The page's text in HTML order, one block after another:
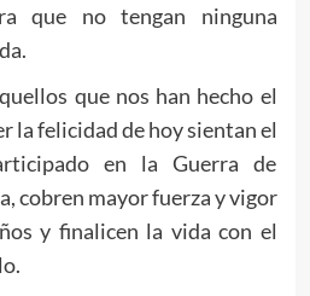
que no tengan ninguna
que nos han hecho el
la felicidad de hoy sientan el
en la Guerra de
cobren mayor fuerza y vigor
y finalicen la vida con el